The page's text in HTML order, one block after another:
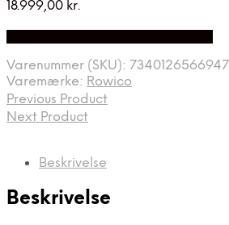
18.999,00 kr.
Varenummer (SKU): 7340126566947
Varemærke: Rowico
Previous Product
Next Product
Beskrivelse
Beskrivelse